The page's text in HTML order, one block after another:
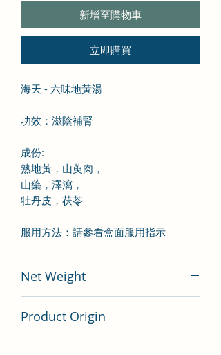
新增至購物車
立即購買
海天 - 六味地黃湯
功效：滋陰補腎
成份:
熟地黃，山萸肉，
山藥，澤瀉，
牡丹皮，茯苓
服用方法：請參看盒面服用指示
Net Weight
Product Origin